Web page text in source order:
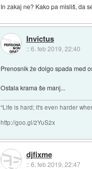
In zakaj ne? Kako pa misliš, da
Invictus
::6. feb 2019, 22:40
Prenosnik že dolgo spada med
Ostala krama še manj...
"Life is hard; it's even harder
http://goo.gl/2YuS2x
djfixme
::6. feb 2019, 22:47